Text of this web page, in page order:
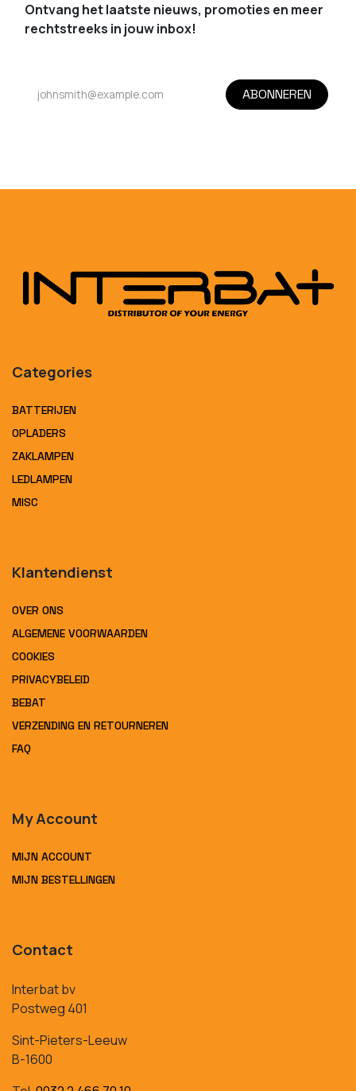
Ontvang het laatste nieuws, promoties en meer
rechtstreeks in jouw inbox!
ABONNEREN
Categories
BATTERIJEN
OPLADERS
ZAKLAMPEN
LEDLAMPEN
MISC
Klantendienst
OVER ONS
ALGEMENE VOORWAARDEN
COOKIES
PRIVACYBELEID
BEBAT
VERZENDING EN RETOURNEREN
FAQ
My Account
MIJN ACCOUNT
MIJN BESTELLINGEN
Contact
Interbat bv
Postweg 401
Sint-Pieters-Leeuw
B-1600